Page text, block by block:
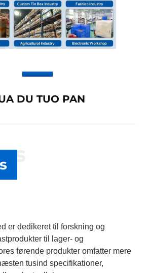
DU TUO PAN
er dedikeret til forskning og
til lager- og
førende produkter omfatter mere
tusind specifikationer,